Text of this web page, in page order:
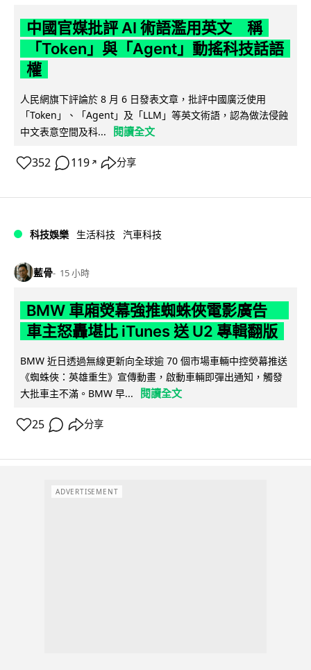
中國官媒批評 AI 術語濫用英文 稱
「Token」與「Agent」動搖科技話語
權
人民網旗下評論於 8 月 6 日發表文章，批評中國廣泛使用
「Token」、「Agent」及「LLM」等英文術語，認為做法侵蝕
中文表意空間及科...
閱讀全文
352 119 ↗ 分享
科技娛樂 生活科技 汽車科技
藍骨 15 小時
BMW 車廂熒幕強推蜘蛛俠電影廣告
車主怒轟堪比 iTunes 送 U2 專輯翻版
BMW 近日透過無線更新向全球逾 70 個市場車輛中控熒幕推送
《蜘蛛俠：英雄重生》宣傳動畫，啟動車輛即彈出通知，觸發
大批車主不滿。BMW 早...
閱讀全文
25 分享
ADVERTISEMENT